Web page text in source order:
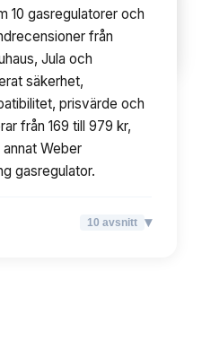
10avsnitt
10 gasregulatorer och
från
Jula och
säkerhet,
prisvärde och
från 169 till 979 kr,
Weber
gasregulator.
10 avsnitt ▾